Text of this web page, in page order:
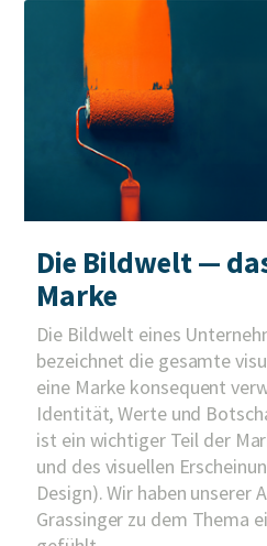
Die Bildwelt —
Marke
Die Bildwelt eines
bezeichnet die gesamte
eine Marke konsequent
Identität, Werte und
ist ein wichtiger Teil der
und des visuellen
Design). Wir haben unserer
Grassinger zu dem Thema